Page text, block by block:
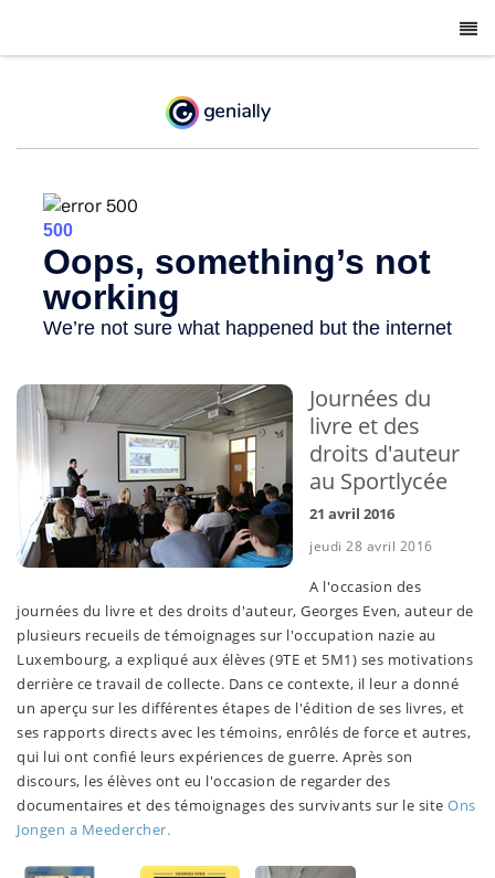
Journées du
livre et des
droits d'auteur
au Sportlycée
21 avril 2016
jeudi 28 avril 2016
A l'occasion des
journées du livre et des droits d'auteur, Georges Even, auteur de
plusieurs recueils de témoignages sur l'occupation nazie au
Luxembourg, a expliqué aux élèves (9TE et 5M1) ses motivations
derrière ce travail de collecte. Dans ce contexte, il leur a donné
un aperçu sur les différentes étapes de l'édition de ses livres, et
ses rapports directs avec les témoins, enrôlés de force et autres,
qui lui ont confié leurs expériences de guerre. Après son
discours, les élèves ont eu l'occasion de regarder des
documentaires et des témoignages des survivants sur le site Ons
Jongen a Meedercher.